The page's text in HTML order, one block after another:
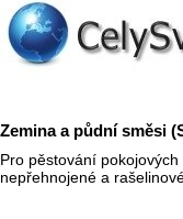
Zemina a půdní směsi
Pro pěstování
nepřehnojené a